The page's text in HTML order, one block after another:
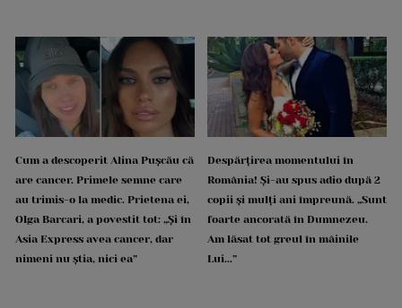
Cum a descoperit Alina Pușcău că
are cancer. Primele semne care
au trimis-o la medic. Prietena ei,
Olga Barcari, a povestit tot: „Și în
Asia Express avea cancer, dar
nimeni nu știa, nici ea”
Despărțirea momentului în
România! Și-au spus adio după 2
copii și mulți ani împreună. „Sunt
foarte ancorată în Dumnezeu.
Am lăsat tot greul în mâinile
Lui...”